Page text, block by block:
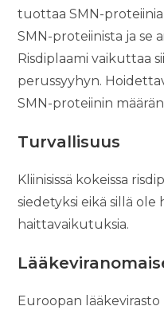
tuottaa SMN-
SMN-proteiinista ja se
Risdiplaami vaikuttaa
perussyyhyn.
SMN-proteiinin
Turvallisuus
Kliinisissä kokeissa
siedetyksi eikä sillä ole
haittavaikutuksia.
Euroopan